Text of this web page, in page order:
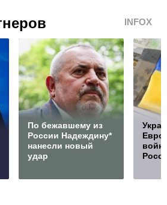
INFOX
По бежавшему из
России Надеждину*
нанесли новый
удар